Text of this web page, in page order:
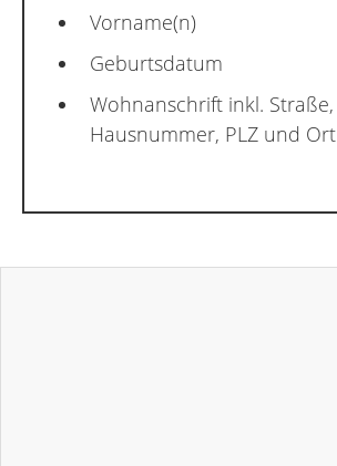
Vorname(n)
Geburtsdatum
Wohnanschrift inkl. Straße,
Hausnummer, PLZ und Ort